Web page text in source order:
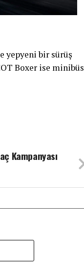
yepyeni bir sürüş
Boxer ise minibüs
Kampanyası